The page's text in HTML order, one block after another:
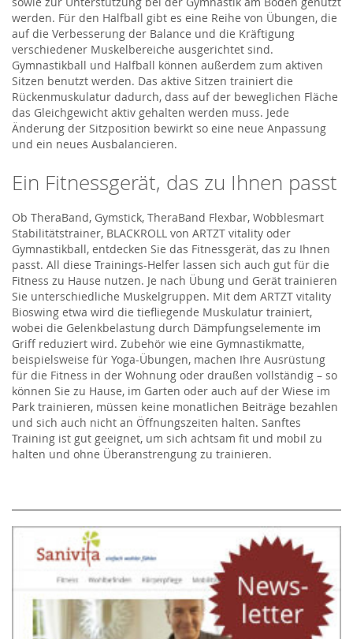
werden. Für den Halfball gibt es eine Reihe von Übungen, die
auf die Verbesserung der Balance und die Kräftigung
verschiedener Muskelbereiche ausgerichtet sind.
Gymnastikball und Halfball können außerdem zum aktiven
Sitzen benutzt werden. Das aktive Sitzen trainiert die
Rückenmuskulatur dadurch, dass auf der beweglichen Fläche
das Gleichgewicht aktiv gehalten werden muss. Jede
Änderung der Sitzposition bewirkt so eine neue Anpassung
und ein neues Ausbalancieren.
Ein Fitnessgerät, das zu Ihnen passt
Ob TheraBand, Gymstick, TheraBand Flexbar, Wobblesmart
Stabilitätstrainer, BLACKROLL von ARTZT vitality oder
Gymnastikball, entdecken Sie das Fitnessgerät, das zu Ihnen
passt. All diese Trainings-Helfer lassen sich auch gut für die
Fitness zu Hause nutzen. Je nach Übung und Gerät trainieren
Sie unterschiedliche Muskelgruppen. Mit dem ARTZT vitality
Bioswing etwa wird die tiefliegende Muskulatur trainiert,
wobei die Gelenkbelastung durch Dämpfungselemente im
Griff reduziert wird. Zubehör wie eine Gymnastikmatte,
beispielsweise für Yoga-Übungen, machen Ihre Ausrüstung
für die Fitness in der Wohnung oder draußen vollständig – so
können Sie zu Hause, im Garten oder auch auf der Wiese im
Park trainieren, müssen keine monatlichen Beiträge bezahlen
und sich auch nicht an Öffnungszeiten halten. Sanftes
Training ist gut geeignet, um sich achtsam fit und mobil zu
halten und ohne Überanstrengung zu trainieren.